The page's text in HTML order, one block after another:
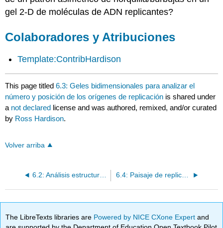
gel 2-D de moléculas de ADN replicantes?
Colaboradores y Atribuciones
Template:ContribHardison
This page titled6.3: Geles bidimensionales para analizar el
número y posición de los orígenes de replicación is shared under
a not declared license and was authored, remixed, and/or curated
by Ross Hardison.
Volver arriba
6.2: Análisis estructural de moléculas de ADN etiquetadas por pulsos 6.4: Paisaje de replicación en E. coli
The LibreTexts libraries are Powered by NICE CXone Expertand